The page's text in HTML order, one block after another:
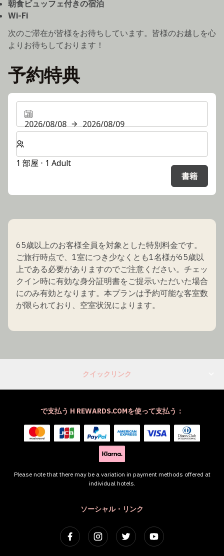
朝食ビュッフェ付きの宿泊
Wi-Fi
次のご滞在が皆様をお待ちしています。皆様のお越しを心
よりお待ちしております！
予約特典
2026/08/08
2026/08/09
客室数と宿泊人数をお選びください。
1 部屋 ⋅ 1 Adult
書籍
65歳以上のお客様全員を対象とした特別料金です。
ご旅行時点で、1室につき少なくとも1名様が65歳以
上である必要がありますのでご注意ください。チェッ
クイン時に有効な身分証明書をご提示いただいた場合
にのみ有効となります。本プランは予約可能な客室数
が限られており、空室状況によります。
クイックリンク
ソーシャル・リンク
で支払う H REWARDS.COMを使って支払う：
Please note that there may be a variation in payment methods offered at
individual hotels.